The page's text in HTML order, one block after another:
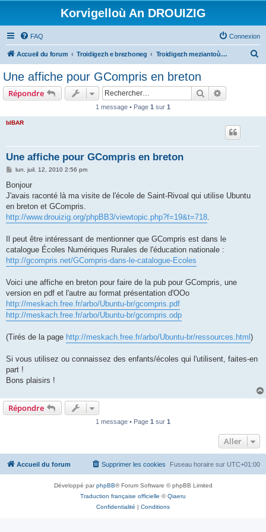
Korvigelloù An DROUIZIG
FAQ Connexion
Accueil du forum Troidigezh e brezhoneg Troidigezh meziantoù all (frank a wirioù evit an darn vrasañ anezho)
Une affiche pour GCompris en breton
Répondre Rechercher
1 message • Page 1 sur 1
bIBAR
Une affiche pour GCompris en breton
M
s
a
g
lun. juil. 12, 2010 2:56 pm
Bonjour
J'avais raconté là ma visite de l'école de Saint-Rivoal qui utilise Ubuntu
en breton et GCompris.
http://www.drouizig.org/phpBB3/viewtopic.php?f=19&t=718.
Il peut être intéressant de mentionner que GCompris est dans le
catalogue Écoles Numériques Rurales de l'éducation nationale :
http://gcompris.net/GCompris-dans-le-catalogue-Ecoles
Voici une affiche en breton pour faire de la pub pour GCompris, une
version en pdf et l'autre au format présentation d'OOo
http://meskach.free.fr/arbo/Ubuntu-br/gcompris.pdf
http://meskach.free.fr/arbo/Ubuntu-br/gcompris.odp
(Tirés de la page http://meskach.free.fr/arbo/Ubuntu-br/ressources.html )
Si vous utilisez ou connaissez des enfants/écoles qui l'utilisent, faites-en
part !
Bons plaisirs !
Répondre
1 message • Page 1 sur 1
Aller
Accueil du forum Fuseau horaire sur UTC+01:00
Supprimer les cookies
Développé parphpBB® Forum Software © phpBB Limited
Traduction française officielle ©Qiaeru
Confidentialité | Conditions